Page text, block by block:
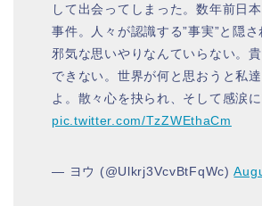
して出会ってしまった。数年前日
事件。人々が認識する”事実”と隠さ
邪気な思いやりなんていらない。
できない。世界が何と思おうと私
よ。散々心を抉られ、そして感涙に
pic.twitter.com/TzZWEthaCm
— ヨウ (@Ulkrj3VcvBtFqWc)